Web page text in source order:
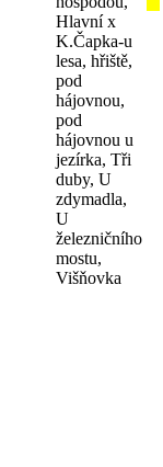
Hlavní x
K.Čapka-u
lesa, hřiště,
pod
hájovnou,
pod
hájovnou u
jezírka, Tři
duby, U
zdymadla,
U
železničního
mostu,
Višňovka